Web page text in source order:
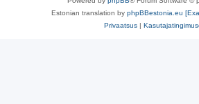
Estonian translation by phpBBestonia.eu
Privaatsus |